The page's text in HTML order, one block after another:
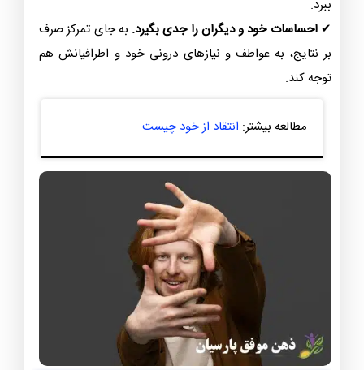
ببرد.
✔احساسات خود و دیگران را جدی بگیرد. به جای تمرکز صرف
بر نتایج، به عواطف و نیازهای درونی خود و اطرافیانش هم
توجه کند.
مطالعه بیشتر: انتقاد از خود چیست